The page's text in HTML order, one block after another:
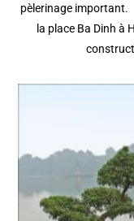
pèlerinage
la place Ba Dinh